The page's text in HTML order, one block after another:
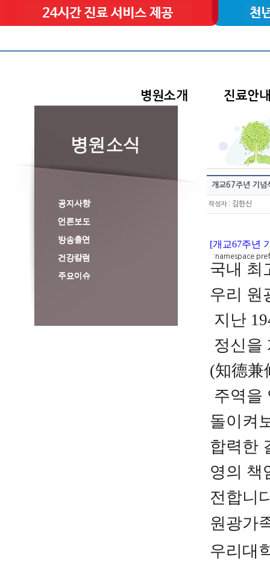
병원소개 진료안내
개교67주년 기념
작성자: 김한신
[개교67주년
:namespace
국내 최
우리 원
지난
정신을
(知德兼
주역을
돌이켜
합력한
영의 책
전합니
원광가
우리대